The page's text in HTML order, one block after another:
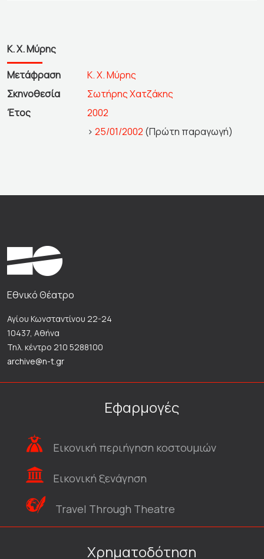
Κ. Χ. Μύρης
Μετάφραση
Κ. Χ. Μύρης
Σκηνοθεσία
Σωτήρης Χατζάκης
Έτος
2002
> 25/01/2002 (Πρώτη παραγωγή)
Εθνικό Θέατρο
Αγίου Κωνσταντίνου 22-24
10437, Αθήνα
Τηλ. κέντρο 210 5288100
archive@n-t.gr
Εφαρμογές
Εικονική περιήγηση κοστουμιών
Εικονική ξενάγηση
Travel Through Theatre
Χρηματοδότηση